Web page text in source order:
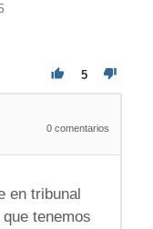
5
0 comentarios
en tribunal
tenemos